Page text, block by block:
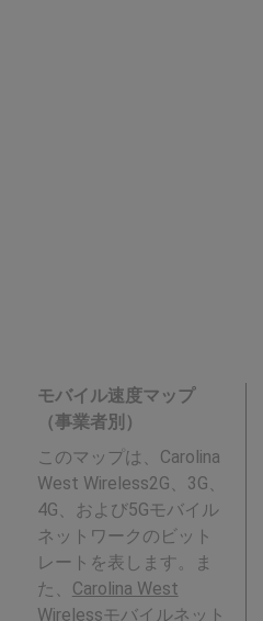
モバイル速度マップ
（事業者別）
このマップは、Carolina
West Wireless2G、3G、
4G、および5Gモバイル
ネットワークのビット
レートを表します。ま
た、 Carolina West
Wirelessモバイルネット